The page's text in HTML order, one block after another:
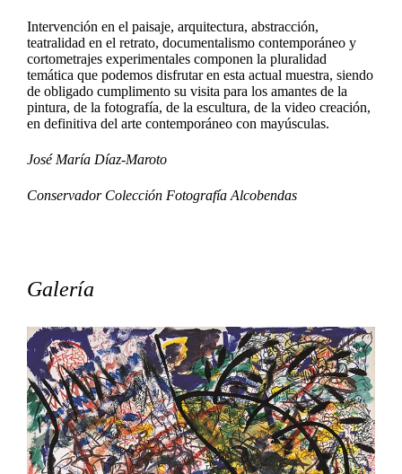
Intervención en el paisaje, arquitectura, abstracción,
teatralidad en el retrato, documentalismo contemporáneo y
cortometrajes experimentales componen la pluralidad
temática que podemos disfrutar en esta actual muestra, siendo
de obligado cumplimento su visita para los amantes de la
pintura, de la fotografía, de la escultura, de la video creación,
en definitiva del arte contemporáneo con mayúsculas.
José María Díaz-Maroto
Conservador Colección Fotografía Alcobendas
Galería